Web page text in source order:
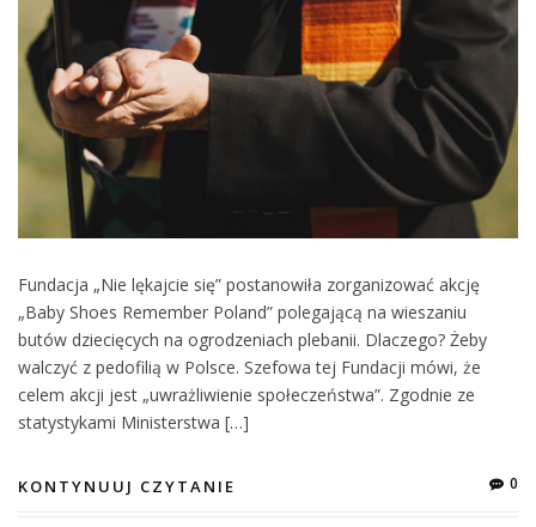
Fundacja „Nie lękajcie się” postanowiła zorganizować akcję
„Baby Shoes Remember Poland” polegającą na wieszaniu
butów dziecięcych na ogrodzeniach plebanii. Dlaczego? Żeby
walczyć z pedofilią w Polsce. Szefowa tej Fundacji mówi, że
celem akcji jest „uwrażliwienie społeczeństwa”. Zgodnie ze
statystykami Ministerstwa […]
KONTYNUUJ CZYTANIE 0